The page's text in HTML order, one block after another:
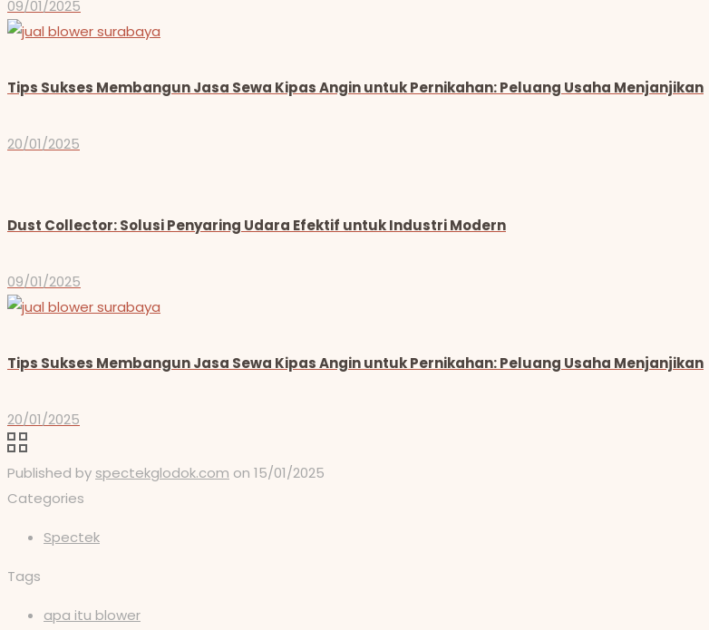
09/01/2025
Tips Sukses Membangun Jasa Sewa Kipas Angin untuk Pernikahan: Peluang Usaha Menjanjikan
20/01/2025
Dust Collector: Solusi Penyaring Udara Efektif untuk Industri Modern
09/01/2025
Tips Sukses Membangun Jasa Sewa Kipas Angin untuk Pernikahan: Peluang Usaha Menjanjikan
20/01/2025
Published by spectekglodok.com on 15/01/2025
Categories
Spectek
Tags
apa itu blower